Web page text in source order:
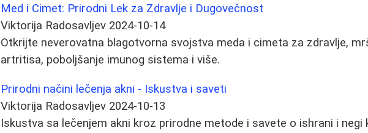
Med i Cimet: Prirodni Lek za Zdravlje i Dugovečnost
Viktorija Radosavljev 2024-10-14
Otkrijte neverovatna blagotvorna svojstva meda i cimeta za zdravlje,
artritisa, poboljšanje imunog sistema i više.
Prirodni načini lečenja akni - Iskustva i saveti
Viktorija Radosavljev 2024-10-13
Iskustva sa lečenjem akni kroz prirodne metode i savete o ishrani i negi